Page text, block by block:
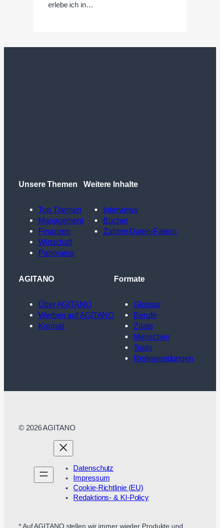
erlebe ich in…
Unsere Themen
Top Themen
Management
Finanzen
Wirtschaft
Panorama
Weitere Inhalte
Interviews
Bücher
Zahlen-Daten-Fakten
AGITANO
Über AGITANO
Werben auf AGITANO
Kontakt
Formate
Glossar
Berufe
Zitate
Menschen
Tools
Redewendungen
© 2026 AGITANO
Datenschutz
Impressum
Cookie-Richtlinie (EU)
Redaktions- & KI-Policy
* Auf AGITANO stellen wir immer wieder Produkte und